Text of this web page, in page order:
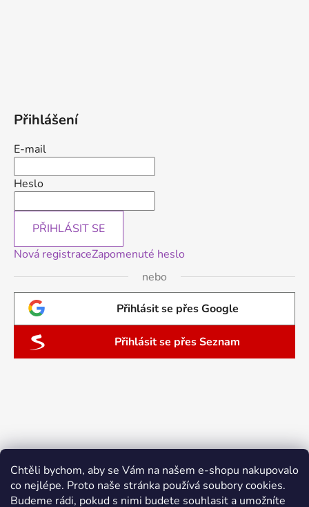
Chtěli bychom, aby se Vám na našem e-shopu nakupovalo
co nejlépe. Proto naše stránka používá soubory cookies.
Budeme rádi, pokud s nimi budete souhlasit a umožníte
Přihlášení
E-mail
Heslo
PŘIHLÁSIT SE
Nová registraceZapomenuté heslo
nebo
Přihlásit se přes Google
Přihlásit se přes Seznam